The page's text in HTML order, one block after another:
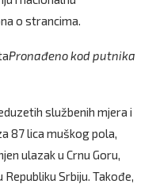
o strancima.
Pronađeno kod putnika
službenih mjera i
87 lica muškog pola,
ulazak u Crnu Goru,
Srbiju. Takođe,